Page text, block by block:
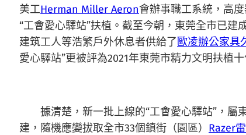
美工Herman Miller Aeron會辦事職工系統，高
“工會愛心驛站”扶植。截至今朝，東莞全市已建
建筑工人等浩繁戶外休息者供給了歐凌辦公家具
愛心驛站”更被評為2021年東莞市精力文明扶植
據清楚，新一批上線的“工會愛心驛站”，屬
建，隨機應變拔取全市33個鎮街（園區） Razer